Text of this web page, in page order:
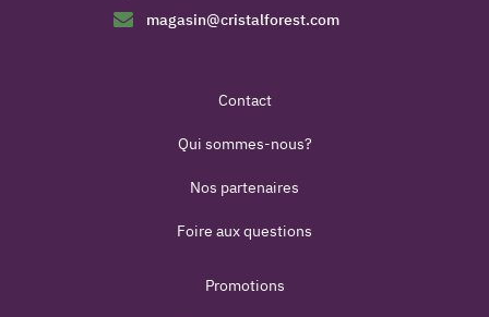
magasin@cristalforest.com
Contact
Qui sommes-nous?
Nos partenaires
Foire aux questions
Promotions